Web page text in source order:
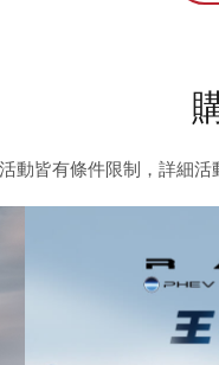
動皆有條件限制，詳細活